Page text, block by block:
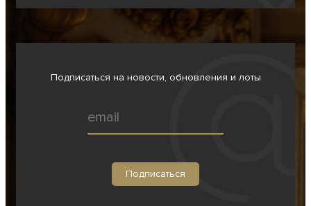
Подписаться на новости, обновления и лоты